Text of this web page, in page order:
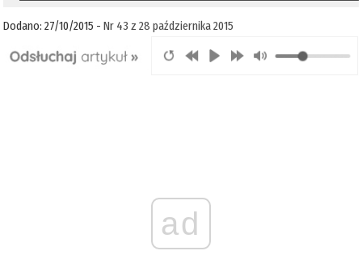
Dodano: 27/10/2015 -Nr 43 z 28 października 2015
ad